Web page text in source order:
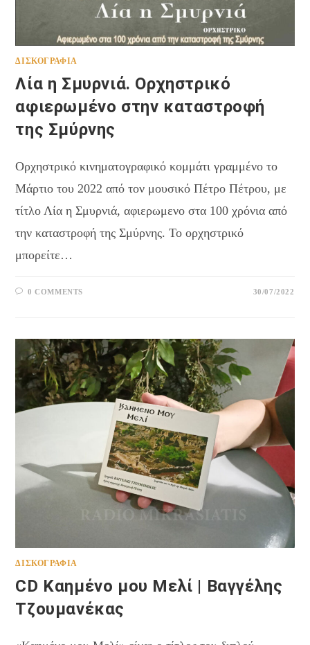
ΔΙΣΚΟΓΡΑΦΊΑ
Λία η Σμυρνιά. Ορχηστρικό
αφιερωμένο στην καταστροφή
της Σμύρνης
Ορχηστρικό κινηματογραφικό κομμάτι γραμμένο το
Μάρτιο του 2022 από τον μουσικό Πέτρο Πέτρου, με
τίτλο Λία η Σμυρνιά, αφιερωμενο στα 100 χρόνια από
την καταστροφή της Σμύρνης. Το ορχηστρικό
μπορείτε…
0 COMMENTS 30/07/2022
ΔΙΣΚΟΓΡΑΦΊΑ
CD Καημένο μου Μελί | Βαγγέλης
Τζουμανέκας